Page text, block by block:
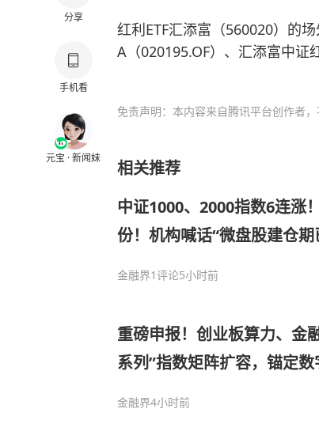
分享
手机看
元宝 · 新闻妹
红利ETF汇添富（560020）的
A（020195.OF）、汇添富中证
免责声明：本内容来自腾讯平台创作者
相关推荐
中证1000、2000指数6连涨
份！机构喊话“微盘股建仓
金融界1评论5小时前
重磅申报！创业板算力、金
系列”指数矩阵扩容，锚定
金融界4小时前